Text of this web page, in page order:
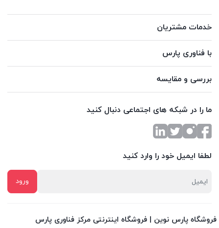
خدمات مشتریان
با فناوری پارس
بررسی و مقایسه
ما را در شبکه های اجتماعی دنبال کنید
لطفا ایمیل خود را وارد کنید
فروشگاه پارس نوین | فروشگاه اینترنتی مرکز فناوری پارس